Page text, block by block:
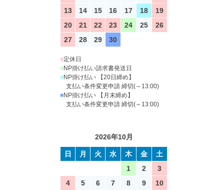
13
14 15 16 17 18
19
20
21 22 23 24 25
26
27
28 29 30
■定休日
■NP掛け払い請求書発送日
■NP掛け払い 【20日締め】
支払い条件変更申請 締切(～13:00)
■NP掛け払い 【月末締め】
支払い条件変更申請 締切(～13:00)
2026年10月
日 月 火 水 木 金
土
1
2
3
4
5 6 7 8 9
10